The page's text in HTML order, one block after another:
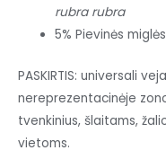
rubra rubra
5% Pievinės miglės
PASKIRTIS: universali
nereprezentacinėje
tvenkinius, šlaitams,
vietoms.